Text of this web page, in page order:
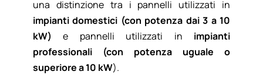
una distinzione tra i pannelli utilizzati in
impianti domestici (con potenza dai 3 a 10
kW) e pannelli utilizzati in impianti
professionali (con potenza uguale o
superiore a 10 kW).